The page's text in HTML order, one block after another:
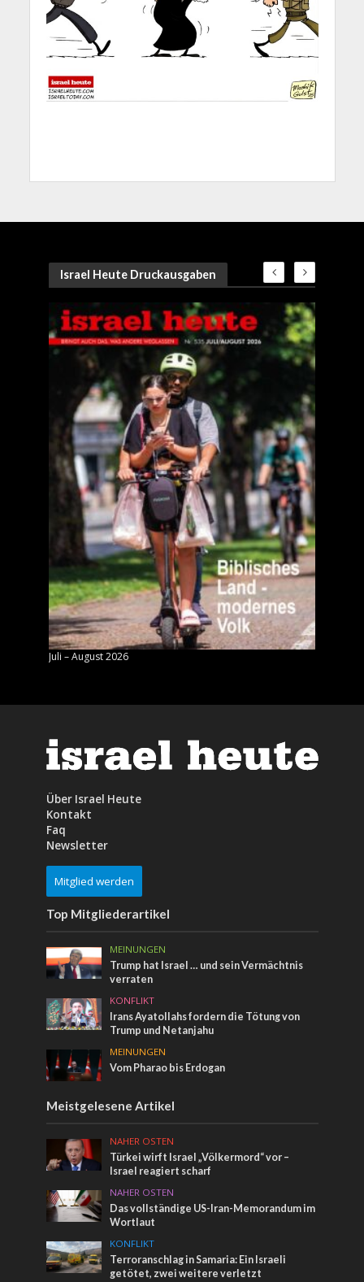
Israel Heute Druckausgaben
Juli – August 2026
Über Israel Heute
Kontakt
Faq
Newsletter
Mitglied werden
Top Mitgliederartikel
MEINUNGEN
Trump hat Israel … und sein Vermächtnis
verraten
KONFLIKT
Irans Ayatollahs fordern die Tötung von
Trump und Netanjahu
MEINUNGEN
Vom Pharao bis Erdogan
Meistgelesene Artikel
NAHER OSTEN
Türkei wirft Israel „Völkermord“ vor –
Israel reagiert scharf
NAHER OSTEN
Das vollständige US-Iran-Memorandum im
Wortlaut
KONFLIKT
Terroranschlag in Samaria: Ein Israeli
getötet, zwei weitere verletzt